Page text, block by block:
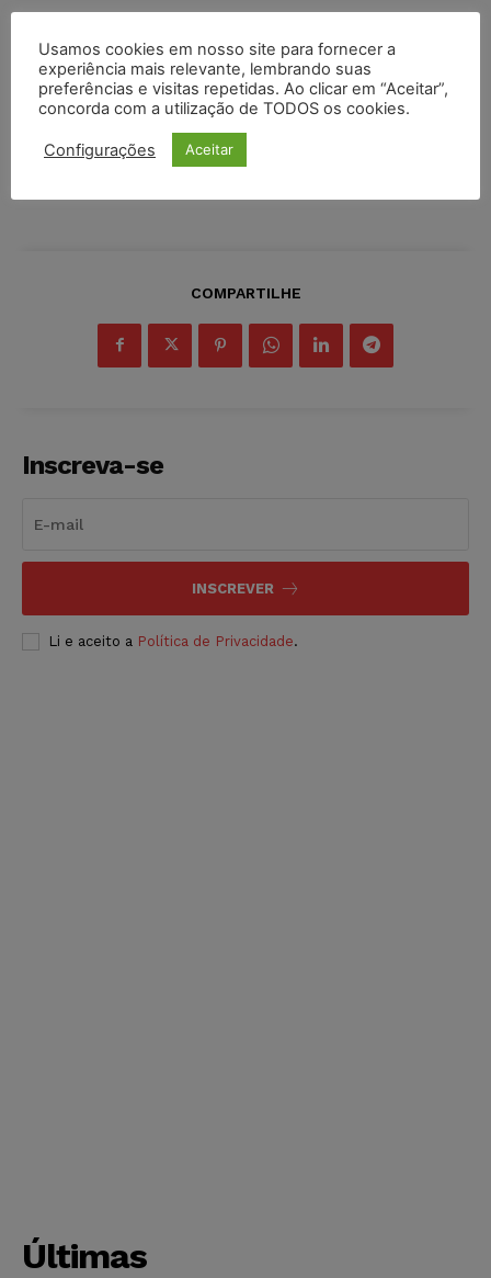
COMPARTILHE
Inscreva-se
INSCREVER
Li e aceito a Política de Privacidade.
Últimas
Usamos cookies em nosso site para fornecer a
experiência mais relevante, lembrando suas
preferências e visitas repetidas. Ao clicar em “Aceitar”,
concorda com a utilização de TODOS os cookies.
Configurações Aceitar